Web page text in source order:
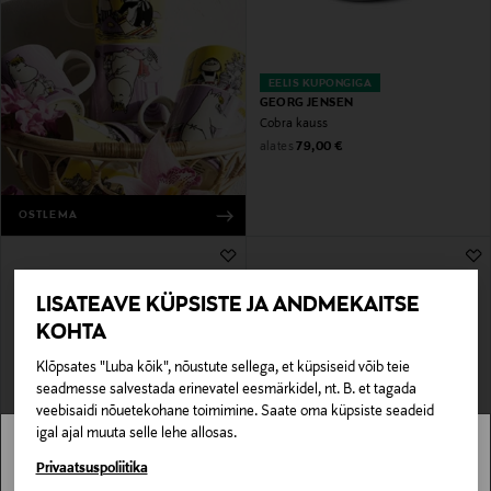
LISATEAVE KÜPSISTE JA ANDMEKAITSE
KOHTA
Klõpsates "Luba kõik", nõustute sellega, et küpsiseid võib teie
seadmesse salvestada erinevatel eesmärkidel, nt. B. et tagada
veebisaidi nõuetekohane toimimine. Saate oma küpsiste seadeid
igal ajal muuta selle lehe allosas.
Privaatsuspoliitika
OSTLEMA
EELIS KUPONGIGA
GEORG JENSEN
Cobra kauss
alates Original Price
79,00 €
VILLA STOCKMANN
Stockmann pole Sinu riigis saadaval.